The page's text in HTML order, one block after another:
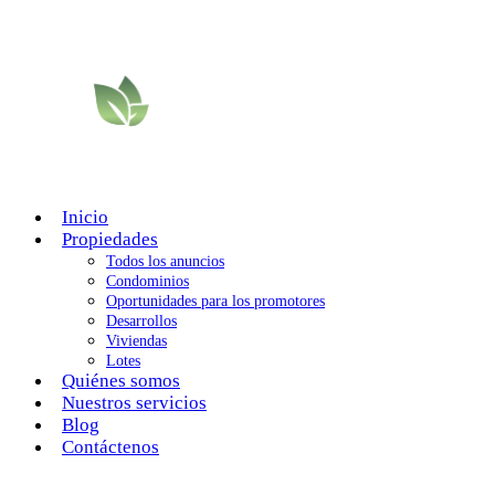
Inicio
Propiedades
Todos los anuncios
Condominios
Oportunidades para los promotores
Desarrollos
Viviendas
Lotes
Quiénes somos
Nuestros servicios
Blog
Contáctenos